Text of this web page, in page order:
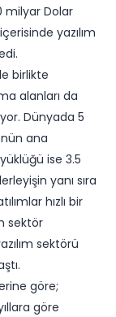
milyar Dolar
yazılım
birlikte
alanları da
Dünyada 5
ana
ise 3.5
yanı sıra
hızlı bir
sektör
sektörü
göre;
göre